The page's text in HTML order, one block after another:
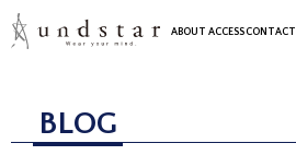
ABOUT ACCESSCONTACT
BLOG